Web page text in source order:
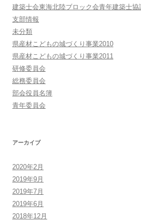
建築士会東海北陸ブロック会青年建築士協
支部情報
未分類
県産材こどもの城づくり事業2010
県産材こどもの城づくり事業2011
研修委員会
総務委員会
部会役員名簿
青年委員会
アーカイブ
2020年2月
2019年9月
2019年7月
2019年6月
2018年12月